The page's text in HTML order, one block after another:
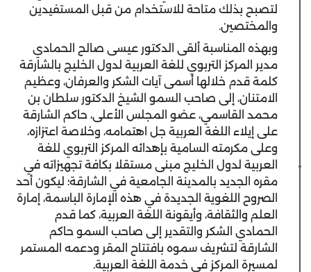
لتصبح بذلك متاحة للاستخدام من قبل المستفيدين
والمختصين.
وبهذه المناسبة ألقى الدكتور عيسى صالح الحمادي
مدير المركز التربوي للغة العربية لدول الخليج بالشارقة
كلمة قدم خلالها أسمى آيات الشكر والعرفان، وعظيم
الامتنان، إلى صاحب السمو الشيخ الدكتور سلطان بن
محمد القاسمي، عضو المجلس الأعلى، حاكم الشارقة
على إيلاء اللغة العربية جل اهتمامه، وخلاصة اعتزازه،
وعلى مكرمته السامية بإهدائه المركز التربوي للغة
العربية لدول الخليج مبنى مستقلا بكافة تجهيزاته في
مقره الجديد بالمدينة الجامعية في الشارقة؛ ليكون أحد
الصروح اللغوية الجديدة في هذه الإمارة الباسمة، إمارة
العلم والثقافة، وأيقونة اللغة العربية، كما قدم
الحمادي الشكر والتقدير إلى صاحب السمو حاكم
الشارقة لتشريف سموه بافتتاح المقر ودعمه المستمر
لمسيرة المركز في خدمة اللغة العربية.